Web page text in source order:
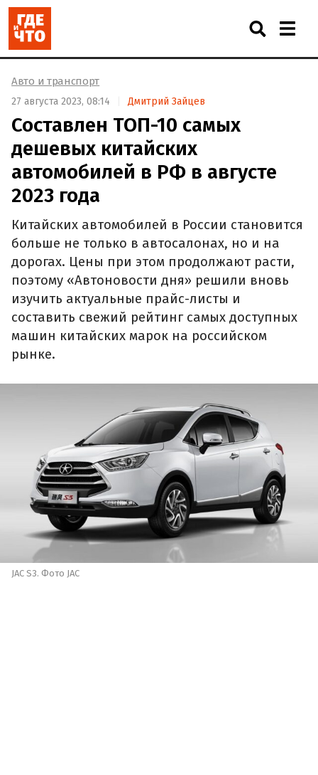
Авто и транспорт
27 августа 2023, 08:14 Дмитрий Зайцев
Составлен ТОП-10 самых
дешевых китайских
автомобилей в РФ в августе
2023 года
Китайских автомобилей в России становится
больше не только в автосалонах, но и на
дорогах. Цены при этом продолжают расти,
поэтому «Автоновости дня» решили вновь
изучить актуальные прайс-листы и
составить свежий рейтинг самых доступных
машин китайских марок на российском
рынке.
JAC S3. Фото JAC